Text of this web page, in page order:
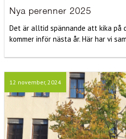
Nya perenner 2025
Det är alltid spännande att kika på
kommer inför nästa år. Här har vi
12 november, 2024